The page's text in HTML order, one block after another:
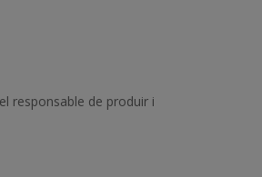
responsable de produir i